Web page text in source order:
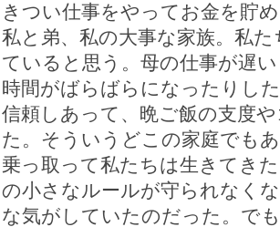
きつい仕事をやってお金を貯
私と弟、私の大事な家族。私
ていると思う。母の仕事が遅
時間がばらばらになったりし
信頼しあって、晩ご飯の支度
た。そういうどこの家庭でも
乗っ取って私たちは生きてき
の小さなルールが守られなく
な気がしていたのだった。で